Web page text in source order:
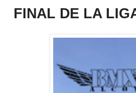
FINAL DE LA